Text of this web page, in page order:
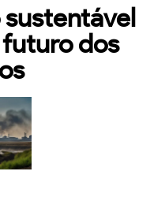
sustentável
dos